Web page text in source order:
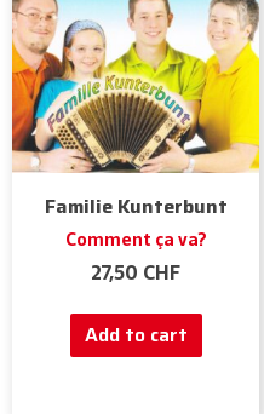
Familie Kunterbunt
Comment ça va?
27,50 CHF
Add to cart